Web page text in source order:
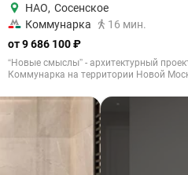
НАО, Сосенское
Коммунарка
16 мин.
от 9 686 100 ₽
“Новые смыслы” - архитектурный
Коммунарка на территории Новой